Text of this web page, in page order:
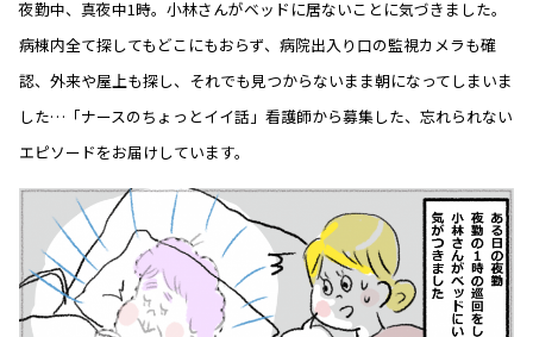
夜勤中、真夜中1時。小林さんがベッドに居ないことに気づきました。
病棟内全て探してもどこにもおらず、病院出入り口の監視カメラも確
認、外来や屋上も探し、それでも見つからないまま朝になってしまいま
した…「ナースのちょっとイイ話」看護師から募集した、忘れられない
エピソードをお届けしています。